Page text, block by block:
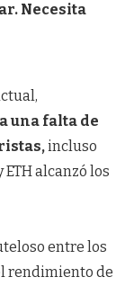
Necesita
una falta de
incluso
ETH alcanzó los
entre los
rendimiento de